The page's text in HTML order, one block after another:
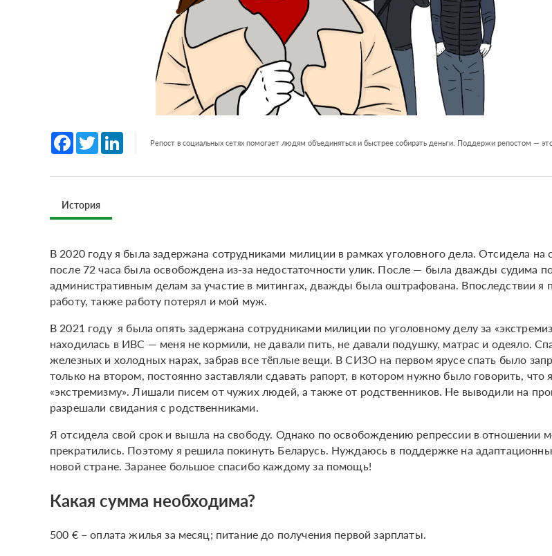
Facebook
Twitter LinkedInРепост в социальных сетях помогает людям объединяться и быстрее собирать деньги. Поддержи репостом —
История
В 2020 году я была задержана сотрудниками милиции в рамках уголовного дела. Отсидела на
после 72 часа была освобождена из-за недостаточности улик. После — была дважды судима
административным делам за участие в митингах, дважды была оштрафована. Впоследствии я
работу, также работу потерял и мой муж.
В 2021 году я была опять задержана сотрудниками милиции по уголовному делу за
находилась в ИВС — меня не кормили, не давали пить, не давали подушку, матрас и одеяло.
железных и холодных нарах, забрав все тёплые вещи. В СИЗО на первом ярусе спать было
только на втором, постоянно заставляли сдавать рапорт, в котором нужно было говорить, что
«экстремизму». Лишали писем от чужих людей, а также от родственников. Не выводили на
разрешали свидания с родственниками.
Я отсидела свой срок и вышла на свободу. Однако по освобождению репрессии в отношении
прекратились. Поэтому я решила покинуть Беларусь. Нуждаюсь в поддержке на
новой стране. Заранее большое спасибо каждому за помощь!
Какая сумма необходима?
500 € – оплата жилья за месяц; питание до получения первой зарплаты.